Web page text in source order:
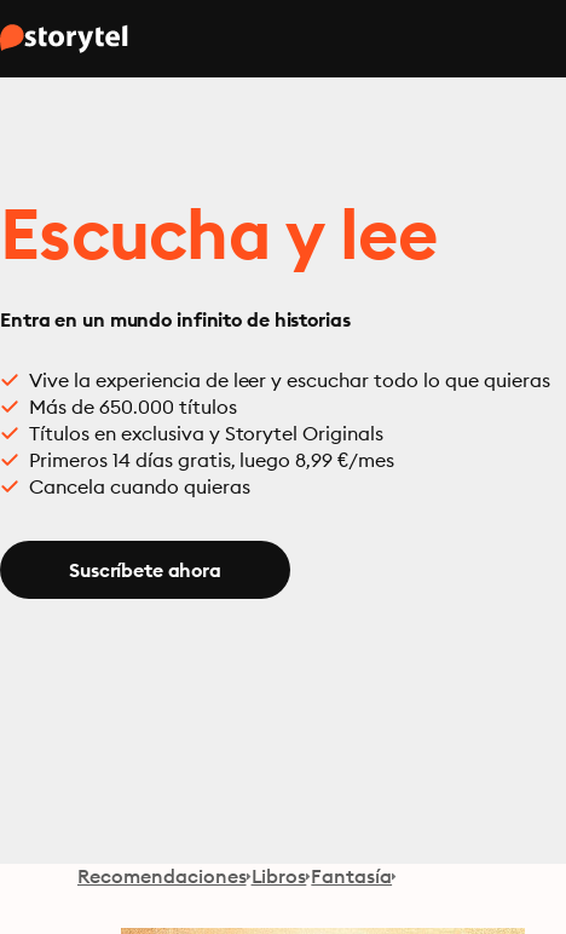
Escucha y lee
Entra en un mundo infinito de historias
Vive la experiencia de leer y escuchar todo lo que quieras
Más de 650.000 títulos
Títulos en exclusiva y Storytel Originals
Primeros 14 días gratis, luego 8,99 €/mes
Cancela cuando quieras
Suscríbete ahora
Recomendaciones Libros Fantasía